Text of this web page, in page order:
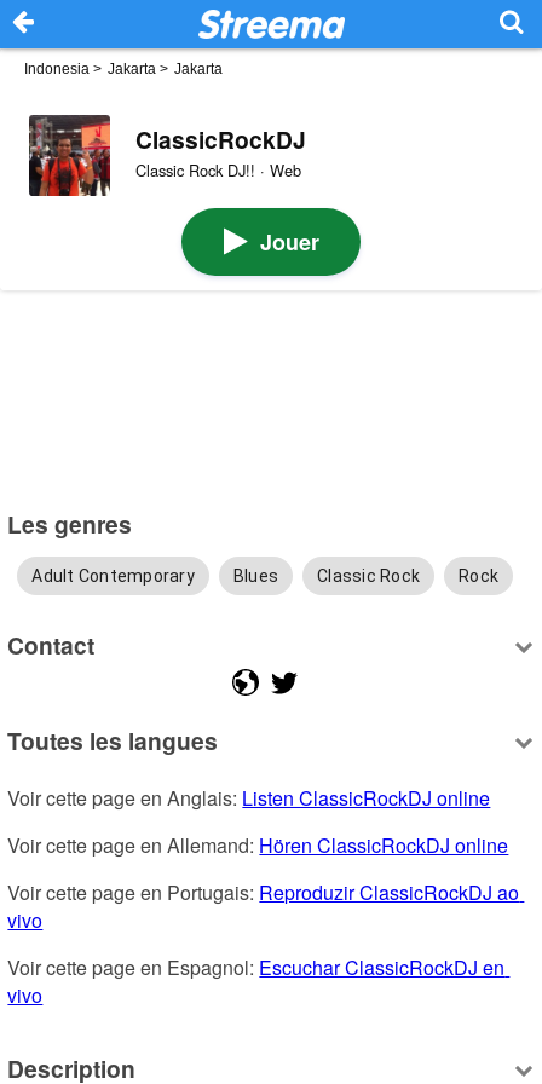
Indonesia > Jakarta > Jakarta
ClassicRockDJ
Classic Rock DJ!! · Web
Jouer
Les genres
Adult Contemporary Blues Classic Rock Rock
Contact
Toutes les langues
Voir cette page en Anglais: Listen ClassicRockDJ online
Voir cette page en Allemand: Hören ClassicRockDJ online
Voir cette page en Portugais: Reproduzir ClassicRockDJ ao
vivo
Voir cette page en Espagnol: Escuchar ClassicRockDJ en
vivo
Description